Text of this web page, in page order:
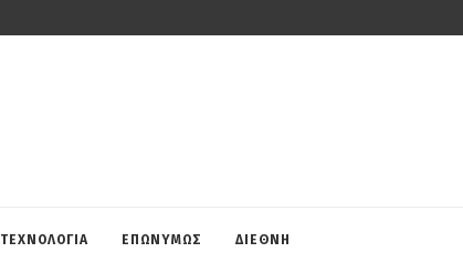
ΤΕΧΝΟΛΟΓΙΑ ΕΠΩΝΥΜΩΣ ΔΙΕΘΝΗ